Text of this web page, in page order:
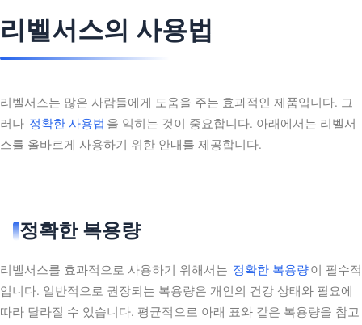
리벨서스의 사용법
리벨서스는 많은 사람들에게 도움을 주는 효과적인 제품입니다. 그
러나 정확한 사용법 을 익히는 것이 중요합니다. 아래에서는 리벨서
스를 올바르게 사용하기 위한 안내를 제공합니다.
정확한 복용량
리벨서스를 효과적으로 사용하기 위해서는 정확한 복용량이 필수적
입니다. 일반적으로 권장되는 복용량은 개인의 건강 상태와 필요에
따라 달라질 수 있습니다. 평균적으로 아래 표와 같은 복용량을 참고